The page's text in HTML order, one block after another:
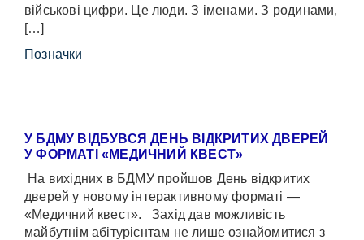
військові цифри. Це люди. З іменами. З родинами,
[…]
Позначки
У БДМУ ВІДБУВСЯ ДЕНЬ ВІДКРИТИХ ДВЕРЕЙ
У ФОРМАТІ «МЕДИЧНИЙ КВЕСТ»
На вихідних в БДМУ пройшов День відкритих
дверей у новому інтерактивному форматі —
«Медичний квест». Захід дав можливість
майбутнім абітурієнтам не лише ознайомитися з